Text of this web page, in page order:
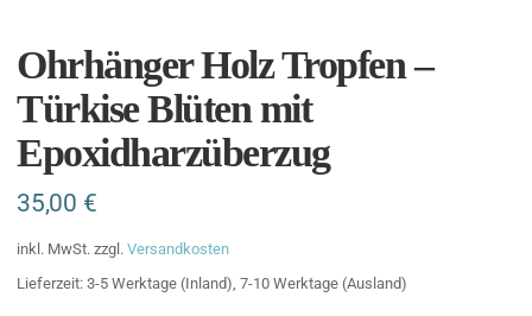
Ohrhänger Holz Tropfen –
Türkise Blüten mit
Epoxidharzüberzug
35,00 €
inkl. MwSt. zzgl. Versandkosten
Lieferzeit: 3-5 Werktage (Inland), 7-10 Werktage (Ausland)